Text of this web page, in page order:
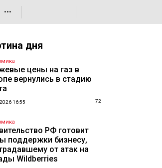
•••
дня
цены на газ в
вернулись в стадию
16:55 72
РФ готовит
поддержки бизнесу,
от атак на
Wildberries